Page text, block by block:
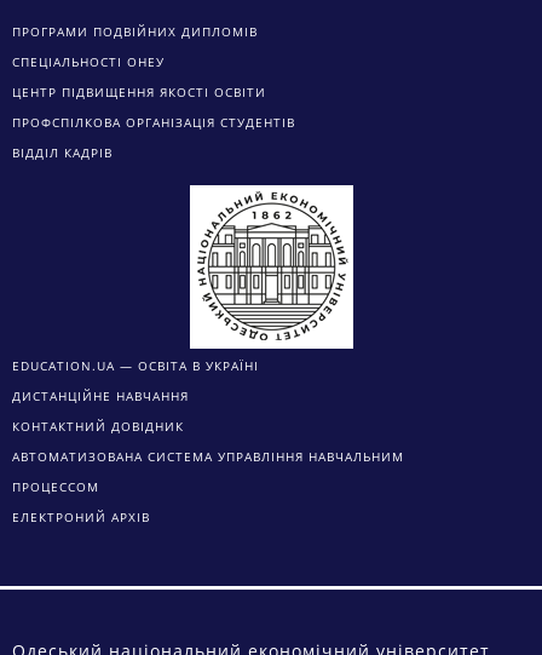
ПРОГРАМИ ПОДВІЙНИХ ДИПЛОМІВ
СПЕЦІАЛЬНОСТІ ОНЕУ
ЦЕНТР ПІДВИЩЕННЯ ЯКОСТІ ОСВІТИ
ПРОФСПІЛКОВА ОРГАНІЗАЦІЯ СТУДЕНТІВ
ВІДДІЛ КАДРІВ
EDUCATION.UA — ОСВІТА В УКРАЇНІ
ДИСТАНЦІЙНЕ НАВЧАННЯ
КОНТАКТНИЙ ДОВІДНИК
АВТОМАТИЗОВАНА СИСТЕМА УПРАВЛІННЯ НАВЧАЛЬНИМ
ПРОЦЕССОМ
ЕЛЕКТРОНИЙ АРХІВ